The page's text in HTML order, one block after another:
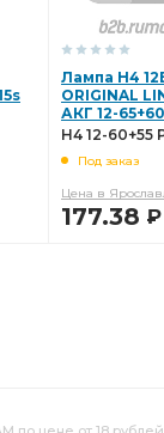
Лампа Н4
ORIGINAL
АКГ 12-
P43t (64193)
H4 12-60+55
Под заказ
Цена в
177.38 Р